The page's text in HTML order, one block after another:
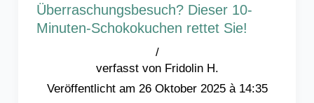
Überraschungsbesuch? Dieser 10-
Minuten-Schokokuchen rettet Sie!
Fridolin H.
/
26 Oktober 2025 à 14:35